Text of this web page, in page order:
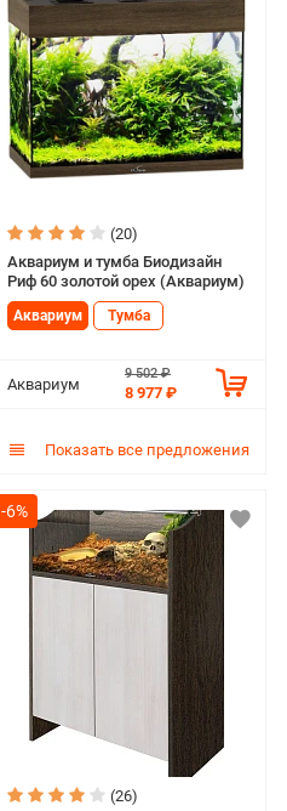
(20)
Аквариум и тумба Биодизайн
Риф 60 золотой орех (Аквариум)
Аквариум Тумба
Аквариум
9 502 ₽
8 977 ₽
Показать все предложения
-6%
(26)